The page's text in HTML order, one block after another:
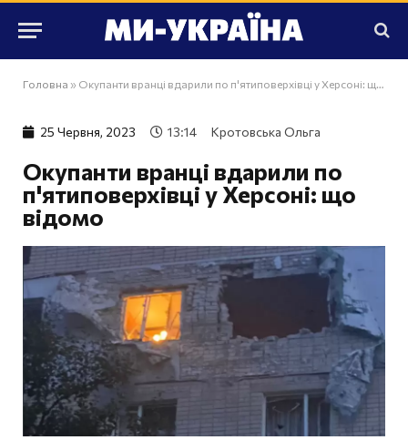
Головна » Окупанти вранці вдарили по п'ятиповерхівці у Херсоні: що відомо
25 Червня, 2023 13:14 Кротовська Ольга
Окупанти вранці вдарили по
п'ятиповерхівці у Херсоні: що
відомо